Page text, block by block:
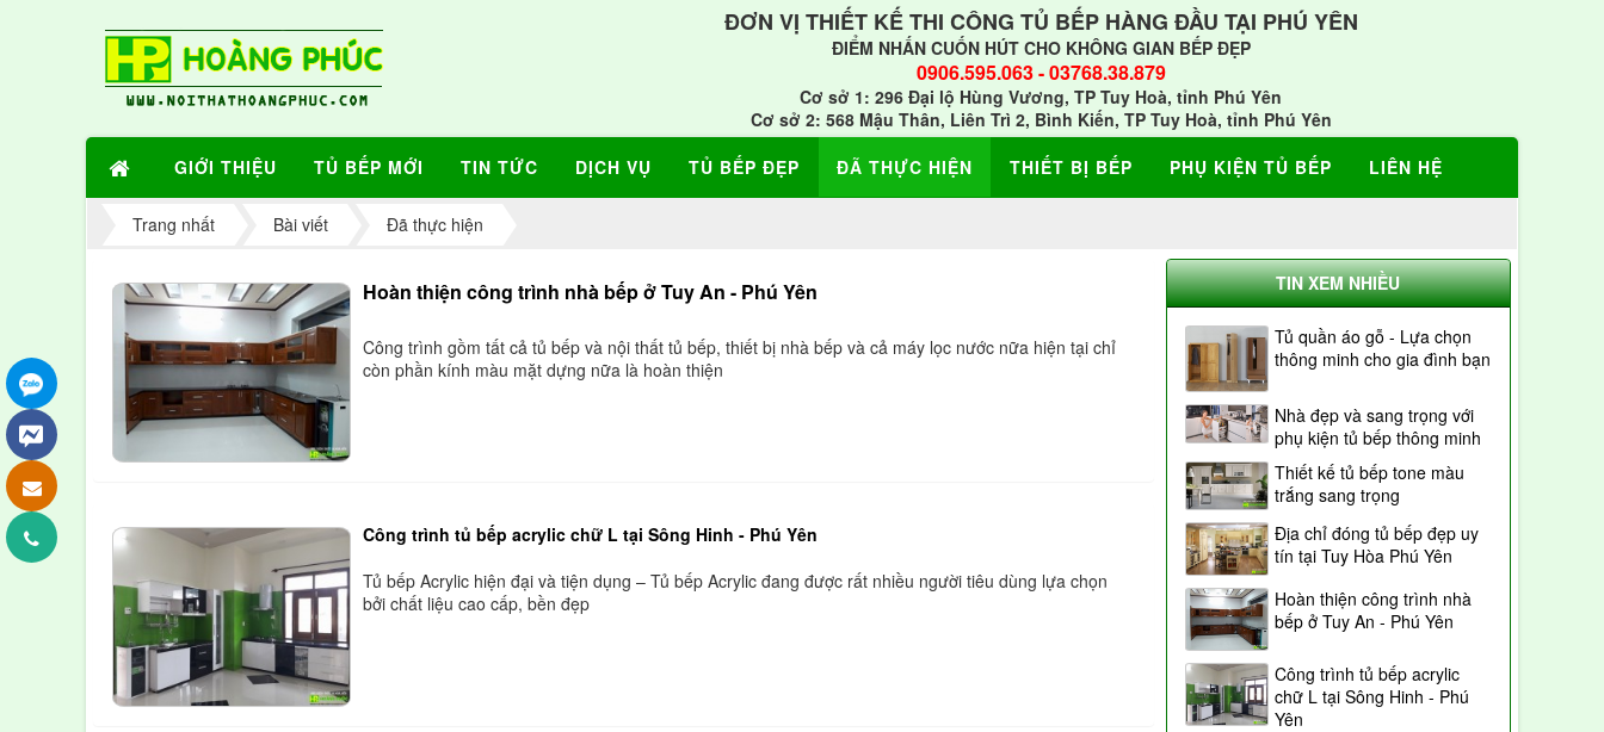
ĐƠN VỊ THIẾT KẾ THI CÔNG TỦ BẾP HÀNG ĐẦU TẠI PHÚ YÊN
ĐIỂM NHẤN CUỐN HÚT CHO KHÔNG GIAN BẾP ĐẸP
0906.595.063-03768.38.879
Cơ sở 1: 296 Đại lộ Hùng Vương, TP Tuy Hoà, tỉnh Phú Yên
Cơ sở 2: 568 Mậu Thân, Liên Trì 2, Bình Kiến, TP Tuy Hoà, tỉnh Phú Yên
GIỚI THIỆU
TỦ BẾP MỚI TIN TỨC DỊCH VỤ TỦ BẾP ĐẸP ĐÃ THỰC HIỆN THIẾT BỊ BẾP PHỤ KIỆN TỦ BẾP LIÊN HỆ
Trang nhất Bài viết Đã thực hiện
Hoàn thiện công trình nhà bếp ở Tuy An - Phú Yên
Công trình gồm tất cả tủ bếp và nội thất tủ bếp, thiết bị nhà bếp và cả máy lọc nước nữa hiện tại chỉ
còn phần kính màu mặt dựng nữa là hoàn thiện
Công trình tủ bếp acrylic chữ L tại Sông Hinh - Phú Yên
Tủ bếp Acrylic hiện đại và tiện dụng – Tủ bếp Acrylic đang được rất nhiều người tiêu dùng lựa chọn
bởi chất liệu cao cấp, bền đẹp
TIN XEM NHIỀU
Tủ quần áo gỗ - Lựa chọn
thông minh cho gia đình bạn
Nhà đẹp và sang trọng với
phụ kiện tủ bếp thông minh
Thiết kế tủ bếp tone màu
trắng sang trọng
Địa chỉ đóng tủ bếp đẹp uy
tín tại Tuy Hòa Phú Yên
Hoàn thiện công trình nhà
bếp ở Tuy An - Phú Yên
Công trình tủ bếp acrylic
chữ L tại Sông Hinh - Phú
Yên